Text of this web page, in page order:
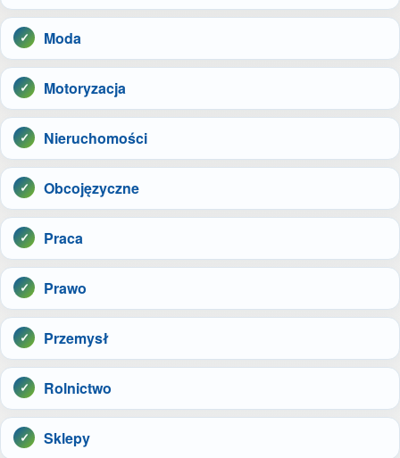
Moda
Motoryzacja
Nieruchomości
Obcojęzyczne
Praca
Prawo
Przemysł
Rolnictwo
Sklepy